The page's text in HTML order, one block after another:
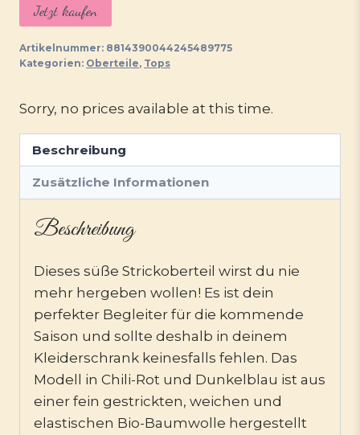
Jetzt kaufen
Artikelnummer: 8814390044245489775
Kategorien: Oberteile, Tops
Sorry, no prices available at this time.
Beschreibung
Zusätzliche Informationen
Beschreibung
Dieses süße Strickoberteil wirst du nie
mehr hergeben wollen! Es ist dein
perfekter Begleiter für die kommende
Saison und sollte deshalb in deinem
Kleiderschrank keinesfalls fehlen. Das
Modell in Chili-Rot und Dunkelblau ist aus
einer fein gestrickten, weichen und
elastischen Bio-Baumwolle hergestellt